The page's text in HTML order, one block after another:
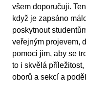
všem doporučuji.
když je zapsáno
poskytnout
veřejným projevem,
pomoci jim, aby se
to i skvělá
oborů a sekcí a